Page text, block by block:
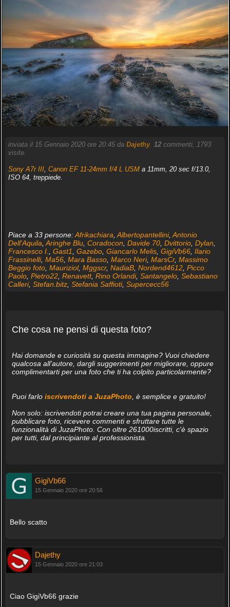
inviata il 15 Gennaio 2020 ore 20:45 da Dajethy. 12commenti, 1793
visite.
Sony A7r III, Canon EF 11-24mm f/4 L USMa 11mm, 20 sec f/13.0,
ISO 64, treppiede.
Piace a 33 persone:Afrikachiara Albertopantellini, Antonio
Dell'Aquila Aringhe Blu, Coradocon Davide 70, Dvittorio, Dylan
Francesco I.
Gast1 Gazebo, Giancarlo Melis, GigiVb66, Ilario
Frassinelli, Ma56, Mara Basso, Marco Neri, MarsCr, Massimo
Beggio foto, Mauriziol, Mggscr, NadiaB, Nordend4612, Picco
Paolo, Pietro22, Renavett, Rino Orlandi, Santangelo, Sebastiano
Calleri, Stefan.bitz, Stefania Saffioti, Supercecc56
Che cosa ne pensi di questa foto?
Hai domande e curiosità su questa immagine? Vuoi chiedere
qualcosa all'autore, dargli suggerimenti per migliorare, oppure
complimentarti per una foto che ti ha colpito particolarmente?
Puoi farlo iscrivendoti a JuzaPhoto , è semplice e gratuito!
Non solo: iscrivendoti potrai creare una tua pagina personale,
pubblicare foto, ricevere commenti e sfruttare tutte le
funzionalità di JuzaPhoto. Con oltre 261000iscritti, c'è spazio
per tutti, dal principiante al professionista.
GigiVb66
15 Gennaio 2020 ore 20:56
Bello scatto
Dajethy
15 Gennaio 2020 ore 21:03
Ciao GigiVb66 grazie